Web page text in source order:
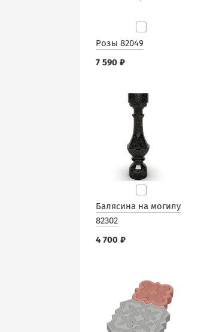
Розы 82049
7 590 ₽
Балясина на могилу
82302
4 700 ₽